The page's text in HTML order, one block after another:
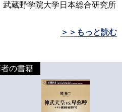
武蔵野学院大学日本総合研究所
＞＞もっと読む
の書籍